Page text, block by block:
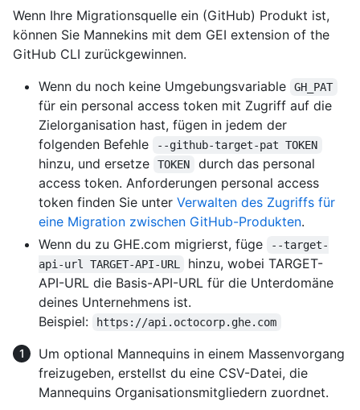
Wenn Ihre Migrationsquelle ein (GitHub) Produkt ist,
können Sie Mannekins mit dem GEI extension of the
GitHub CLI zurückgewinnen.
Wenn du noch keine Umgebungsvariable
GH_PAT
für ein personal access token mit Zugriff auf die
Zielorganisation hast, fügen in jedem der
folgenden Befehle
--github-target-pat TOKEN
hinzu, und ersetze TOKEN
durch das personal
access token. Anforderungen personal access
token finden Sie unter Verwalten des Zugriffs für
eine Migration zwischen GitHub-Produkten.
Wenn du zu GHE.com migrierst, füge
--target-
api-url TARGET-API-URL
hinzu, wobei TARGET-
API-URL die Basis-API-URL für die Unterdomäne
deines Unternehmens ist.
Beispiel:
https://api.octocorp.ghe.com
Um optional Mannequins in einem Massenvorgang
freizugeben, erstellst du eine CSV-Datei, die
Mannequins Organisationsmitgliedern zuordnet.